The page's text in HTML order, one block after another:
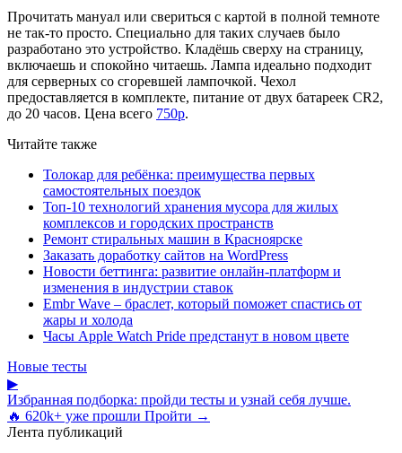
Прочитать мануал или свериться с картой в полной темноте
не так-то просто. Специально для таких случаев было
разработано это устройство. Кладёшь сверху на страницу,
включаешь и спокойно читаешь. Лампа идеально подходит
для серверных со сгоревшей лампочкой. Чехол
предоставляется в комплекте, питание от двух батареек CR2,
до 20 часов. Цена всего 750р.
Читайте также
Толокар для ребёнка: преимущества первых
самостоятельных поездок
Топ-10 технологий хранения мусора для жилых
комплексов и городских пространств
Ремонт стиральных машин в Красноярске
Заказать доработку сайтов на WordPress
Новости беттинга: развитие онлайн-платформ и
изменения в индустрии ставок
Embr Wave – браслет, который поможет спастись от
жары и холода
Часы Apple Watch Pride предстанут в новом цвете
Новые тесты
▶
Избранная подборка: пройди тесты и узнай себя лучше.
🔥 620k+ уже прошли Пройти →
Лента публикаций